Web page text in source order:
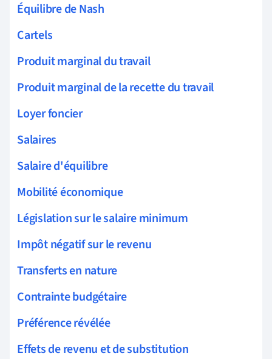
Équilibre de Nash
Cartels
Produit marginal du travail
Produit marginal de la recette du travail
Loyer foncier
Salaires
Salaire d'équilibre
Mobilité économique
Législation sur le salaire minimum
Impôt négatif sur le revenu
Transferts en nature
Contrainte budgétaire
Préférence révélée
Effets de revenu et de substitution